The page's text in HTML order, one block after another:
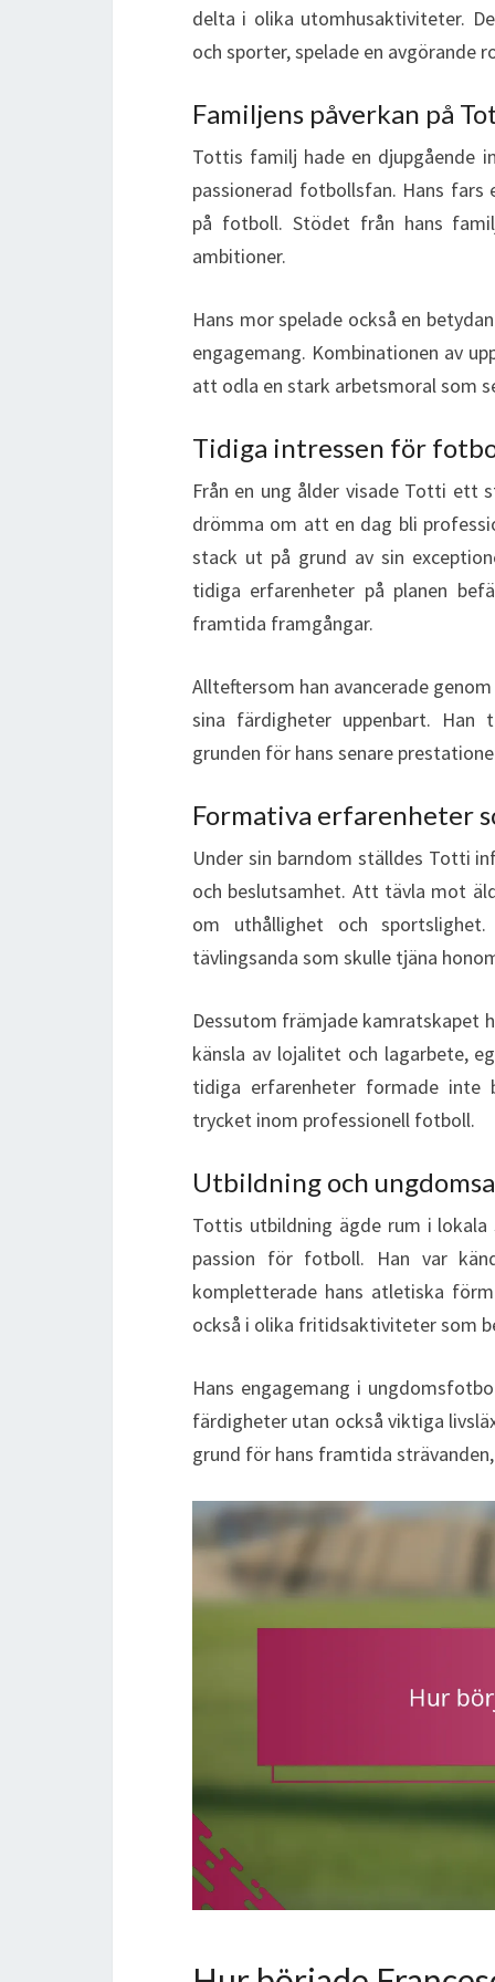
delta i olika utomhusaktiviteter.
och sporter, spelade en avgörande
Familjens påverkan på
Tottis familj hade en djupgående
passionerad fotbollsfan. Hans
på fotboll. Stödet från hans
ambitioner.
Hans mor spelade också en
engagemang. Kombinationen av
att odla en stark arbetsmoral som
Tidiga intressen för
Från en ung ålder visade Totti ett
drömma om att en dag bli
stack ut på grund av sin
tidiga erfarenheter på planen
framtida framgångar.
Allteftersom han avancerade
sina färdigheter uppenbart.
grunden för hans senare
Formativa erfarenheter
Under sin barndom ställdes Totti
och beslutsamhet. Att tävla mot
om uthållighet och
tävlingsanda som skulle tjäna
Dessutom främjade kamratskapet
känsla av lojalitet och lagarbete,
tidiga erfarenheter formade inte
trycket inom professionell fotboll.
Utbildning och
Tottis utbildning ägde rum i lokala
passion för fotboll. Han var
kompletterade hans atletiska
också i olika fritidsaktiviteter som
Hans engagemang i
färdigheter utan också viktiga
grund för hans framtida